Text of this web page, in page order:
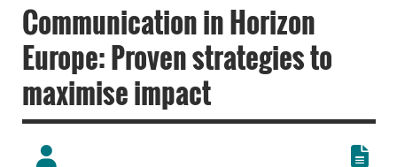
Communication in Horizon
Europe: Proven strategies to
maximise impact